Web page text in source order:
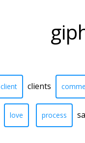
client clients
love process